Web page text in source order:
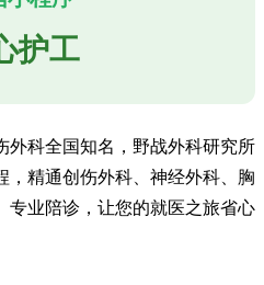
护工
外科全国知名，野战外科研究所
，精通创伤外科、神经外科、胸
专业陪诊，让您的就医之旅省心